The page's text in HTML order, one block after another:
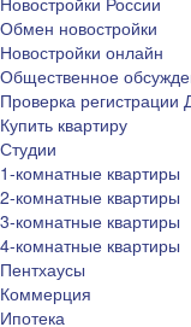
Обмен новостройки
Новостройки онлайн
Общественное
Проверка регистрации
Купить квартиру
Студии
1-комнатные квартиры
2-комнатные квартиры
3-комнатные квартиры
4-комнатные квартиры
Пентхаусы
Коммерция
Ипотека